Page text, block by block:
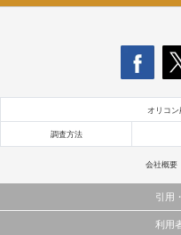
オリコ
調査方法
会社概要
引用
当サイトで公開されている情報（文字、
利用